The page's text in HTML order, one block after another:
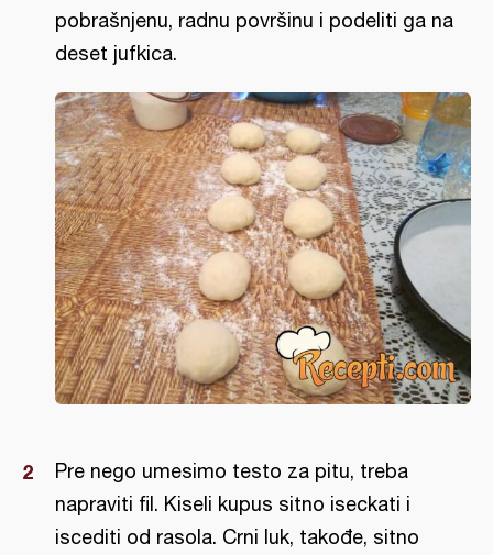
pobrašnjenu, radnu površinu i podeliti ga na
deset jufkica.
Pre nego umesimo testo za pitu, treba
napraviti fil. Kiseli kupus sitno iseckati i
iscediti od rasola. Crni luk, takođe, sitno